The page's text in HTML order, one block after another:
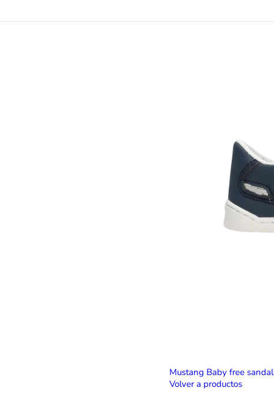
Mustang Baby free
Volver a productos